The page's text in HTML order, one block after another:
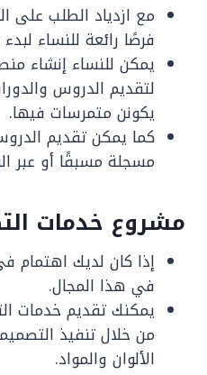
مع ازدياد الطلب على
فرصًا رائعة للنساء
يمكن للنساء إنشاء
لتقديم الدروس
يكونن متمرسات فيها.
كما يمكن تقديم
مسجلة مسبقًا أو عبر
مشروع خدمات
إذا كان لديك اهتمام
في هذا المجال.
يمكنك تقديم خدمات
من خلال تنفيذ
الألوان والمواد.